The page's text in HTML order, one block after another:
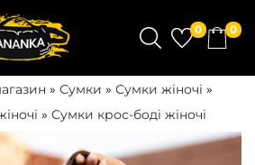
S
k
p
t
S
k
p
t
0 0
» Сумки » Сумки жіночі »
» Сумки крос-боді жіночі